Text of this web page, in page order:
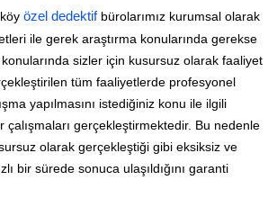
özel dedektifbürolarımız kurumsal olarak
ile gerek araştırma konularında gerekse
konularında sizler için kusursuz olarak faaliyet
tüm faaliyetlerde profesyonel
yapılmasını istediğiniz konu ile ilgili
çalışmaları gerçekleştirmektedir. Bu nedenle
olarak gerçekleştiği gibi eksiksiz ve
bir sürede sonuca ulaşıldığını garanti